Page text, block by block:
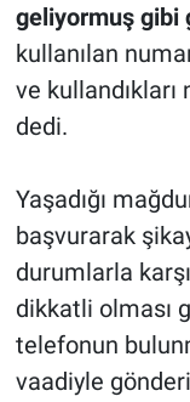
geliyormuş gibi
kullanılan
ve
dedi.
Yaşadığı
başvurarak
durumlarla
dikkatli olması
telefonun
vaadiyle